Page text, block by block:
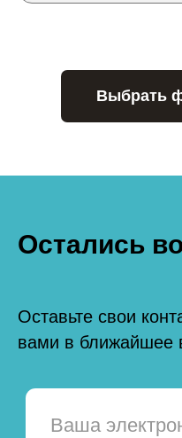
тестирование, чтобы
скорректировать
Выбрать
Остались
Оставьте свои
вами в ближайшее